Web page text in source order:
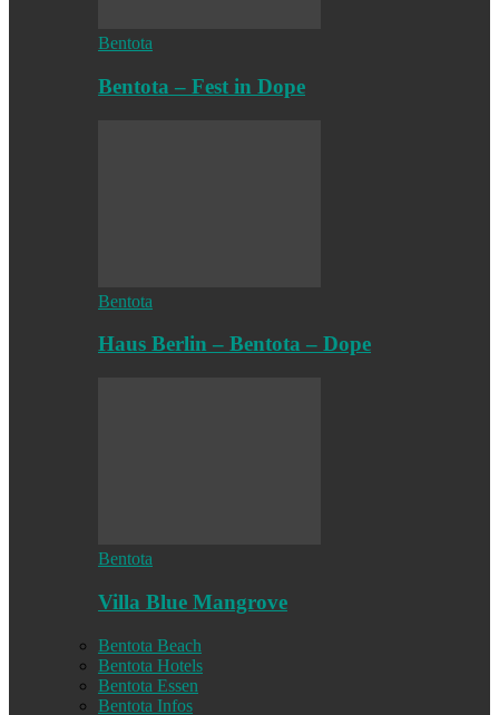
Bentota
Bentota – Fest in Dope
Bentota
Haus Berlin – Bentota – Dope
Bentota
Villa Blue Mangrove
Bentota Beach
Bentota Hotels
Bentota Essen
Bentota Infos